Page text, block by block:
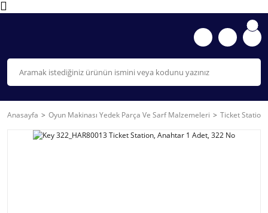
Anasayfa Oyun Makinası Yedek Parça Ve Sarf Malzemeleri Ticket